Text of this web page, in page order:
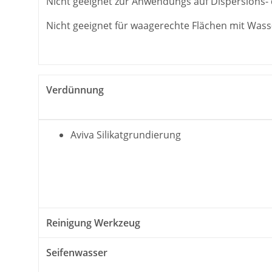
Nicht geeignet für waagerechte Flächen mit
Verdünnung
Aviva Silikatgrundierung
Reinigung Werkzeug
Seifenwasser